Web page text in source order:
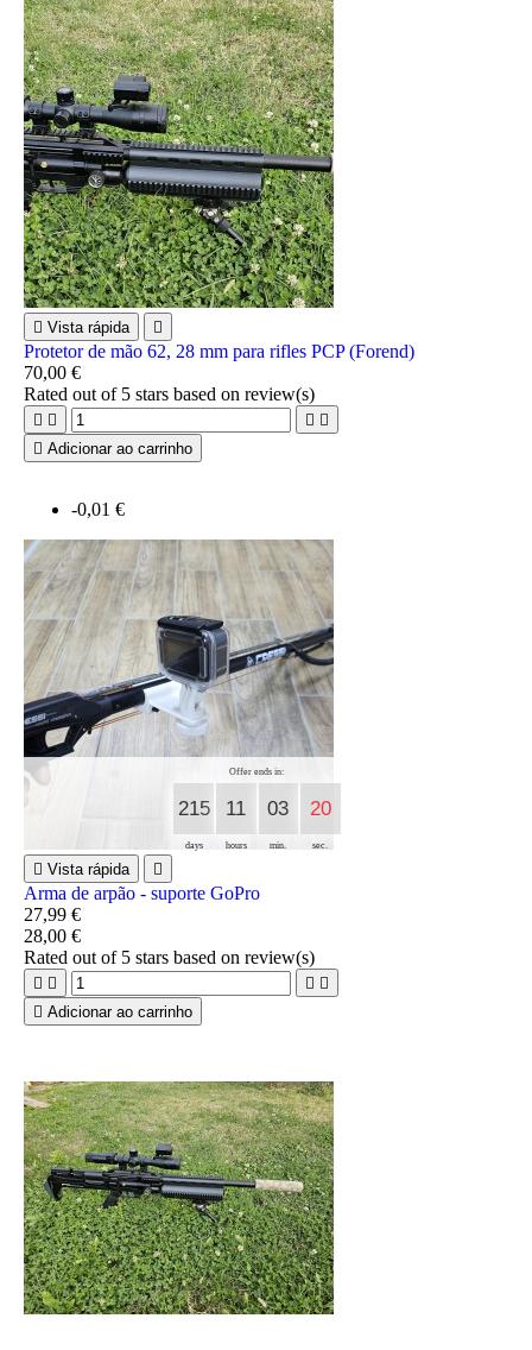
 Vista rápida 
Protetor de mão 62, 28 mm para rifles PCP (Forend)
70,00 €
Rated out of 5 stars based on review(s)
   
 Adicionar ao carrinho
-0,01 €
Offer ends in:
215
days
11
hours
03
min.
19
sec.
 Vista rápida 
Arma de arpão - suporte GoPro
27,99 €
28,00 €
Rated out of 5 stars based on review(s)
   
 Adicionar ao carrinho